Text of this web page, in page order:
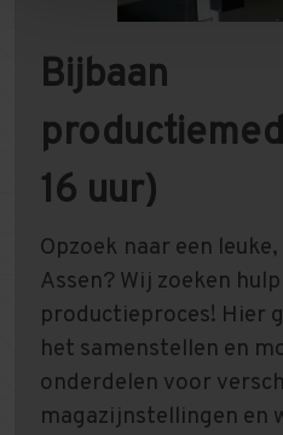
Bijbaan
16 uur)
Opzoek naar een
Assen? Wij zoeken
productieproces! Hier
het samenstellen en
onderdelen voor
magazijnstellingen en